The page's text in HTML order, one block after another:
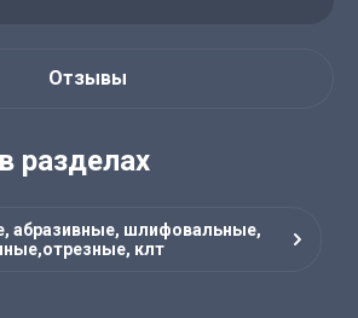
Отзывы
разделах
абразивные, шлифовальные,
клт